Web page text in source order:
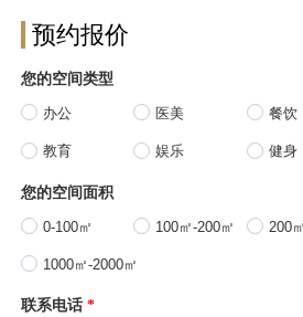
预约报价
您的空间类型
办公 医美 餐饮
教育 娱乐 健身
您的空间面积
0-100㎡ 100㎡-200㎡ 200
1000㎡-2000㎡
联系电话 *